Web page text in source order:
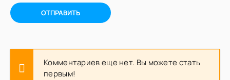
ОТПРАВИТЬ
Комментариев еще нет. Вы можете стать
первым!